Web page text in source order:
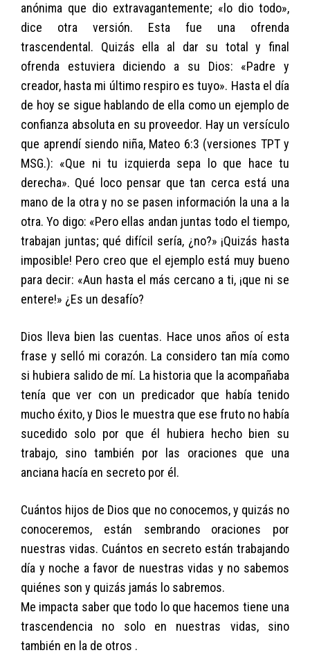
anónima que dio extravagantemente; «lo dio todo»,
dice otra versión. Esta fue una ofrenda
trascendental. Quizás ella al dar su total y final
ofrenda estuviera diciendo a su Dios: «Padre y
creador, hasta mi último respiro es tuyo». Hasta el día
de hoy se sigue hablando de ella como un ejemplo de
confianza absoluta en su proveedor. Hay un versículo
que aprendí siendo niña, Mateo 6:3 (versiones TPT y
MSG.): «Que ni tu izquierda sepa lo que hace tu
derecha». Qué loco pensar que tan cerca está una
mano de la otra y no se pasen información la una a la
otra. Yo digo: «Pero ellas andan juntas todo el tiempo,
trabajan juntas; qué difícil sería, ¿no?» ¡Quizás hasta
imposible! Pero creo que el ejemplo está muy bueno
para decir: «Aun hasta el más cercano a ti, ¡que ni se
entere!» ¿Es un desafío?
Dios lleva bien las cuentas. Hace unos años oí esta
frase y selló mi corazón. La considero tan mía como
si hubiera salido de mí. La historia que la acompañaba
tenía que ver con un predicador que había tenido
mucho éxito, y Dios le muestra que ese fruto no había
sucedido solo por que él hubiera hecho bien su
trabajo, sino también por las oraciones que una
anciana hacía en secreto por él.
Cuántos hijos de Dios que no conocemos, y quizás no
conoceremos, están sembrando oraciones por
nuestras vidas. Cuántos en secreto están trabajando
día y noche a favor de nuestras vidas y no sabemos
quiénes son y quizás jamás lo sabremos.
Me impacta saber que todo lo que hacemos tiene una
trascendencia no solo en nuestras vidas, sino
también en la de otros .